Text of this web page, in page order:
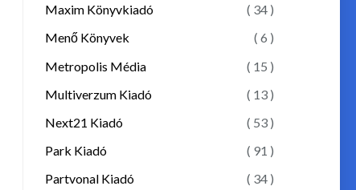
Maxim Könyvkiadó
( 34 )
Menő Könyvek
( 6 )
Metropolis Média
( 15 )
Multiverzum Kiadó
( 13 )
Next21 Kiadó
( 53 )
Park Kiadó
( 91 )
Partvonal Kiadó
( 34 )